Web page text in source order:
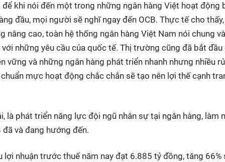
khi nói đến một trong những ngân hàng Việt hoạt động
đầu, mọi người sẽ nghĩ ngay đến OCB. Thực tế cho
cao, toàn hệ thống ngân hàng Việt Nam nói chung
những yêu cầu của quốc tế. Thị trường cũng đã bắt
vững và những ngân hàng phát triển nhanh nhưng nhiều
mực hoạt động chắc chắn sẽ tạo nên lợi thế cạnh
là phát triển năng lực đội ngũ nhân sự tại ngân hàng, làm
và đang hướng đến.
lợi nhuận trước thuế năm nay đạt 6.885 tỷ đồng, tăng 66%